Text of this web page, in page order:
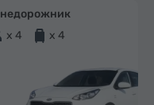
x 4
x 4